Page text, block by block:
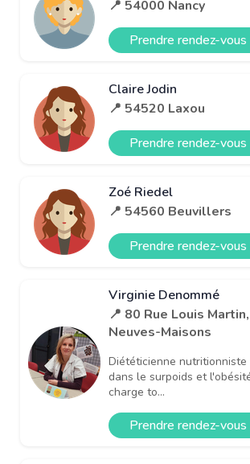
📍 54000 Nancy
Prendre rendez-vous
Claire Jodin
📍 54520 Laxou
Prendre rendez-vous
Zoé Riedel
📍 54560 Beuvillers
Prendre rendez-vous
Virginie Denommé
📍 80 Rue Louis
Neuves-Maisons
Diététicienne nutritionniste
dans le surpoids et
charge to...
Prendre rendez-vous